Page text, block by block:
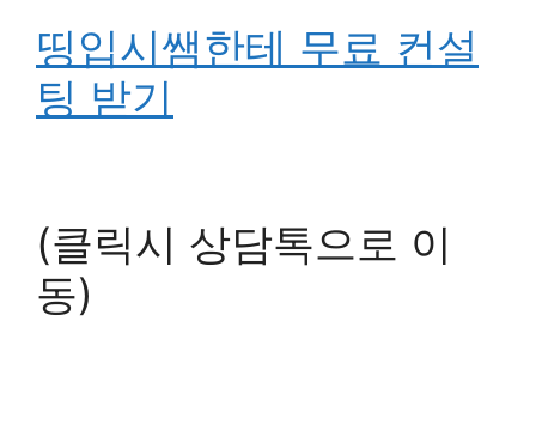
띵입시쌤한테 무료 컨설
팅 받기
(클릭시 상담톡으로 이
동)